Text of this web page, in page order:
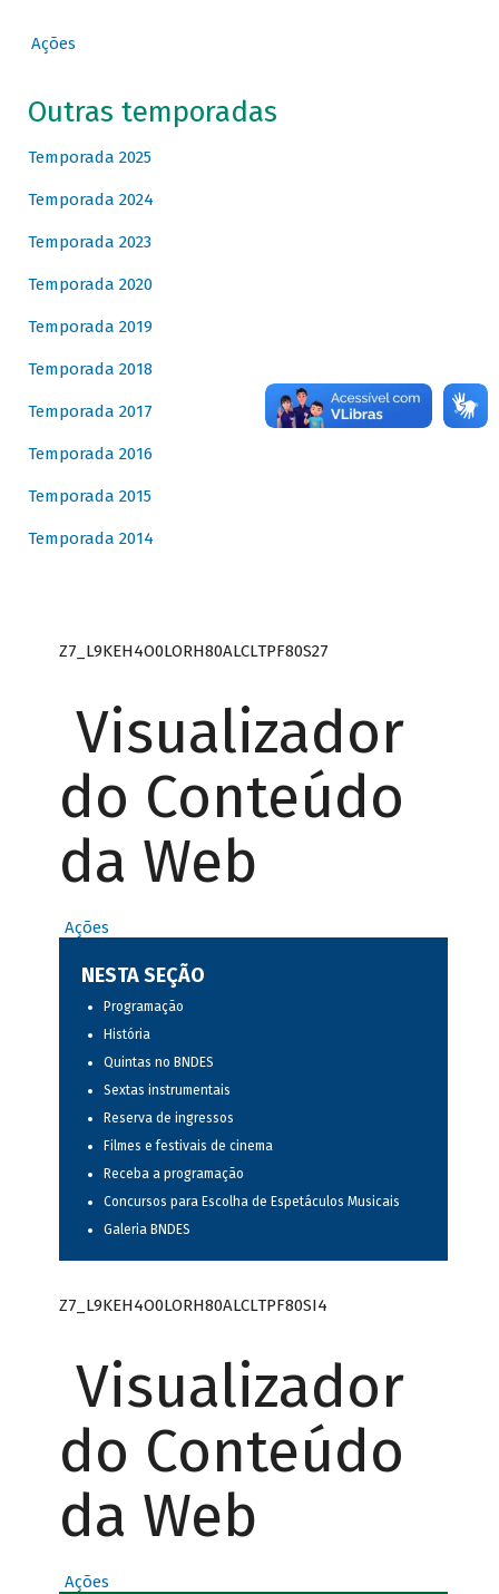
Ações
Outras temporadas
Temporada 2025
Temporada 2024
Temporada 2023
Temporada 2020
Temporada 2019
Temporada 2018
Temporada 2017
Temporada 2016
Temporada 2015
Temporada 2014
Z7_L9KEH4O0LORH80ALCLTPF80S27
Visualizador
do Conteúdo
da Web
Ações
NESTA SEÇÃO
Programação
História
Quintas no BNDES
Sextas instrumentais
Reserva de ingressos
Filmes e festivais de cinema
Receba a programação
Concursos para Escolha de Espetáculos Musicais
Galeria BNDES
Z7_L9KEH4O0LORH80ALCLTPF80SI4
Visualizador
do Conteúdo
da Web
Ações